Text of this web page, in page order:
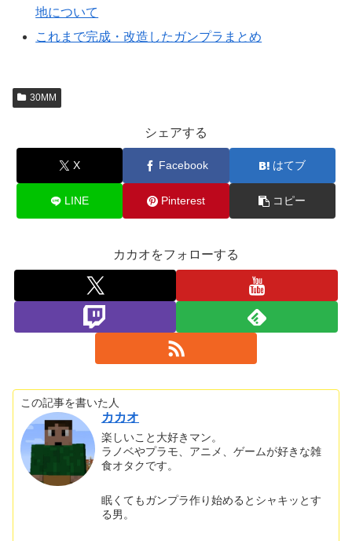
地について
これまで完成・改造したガンプラまとめ
30MM
シェアする
X Facebook はてブ
LINE Pinterest コピー
カカオをフォローする
この記事を書いた人
カカオ
楽しいこと大好きマン。
ラノベやプラモ、アニメ、ゲームが好きな雑
食オタクです。
眠くてもガンプラ作り始めるとシャキッとす
る男。